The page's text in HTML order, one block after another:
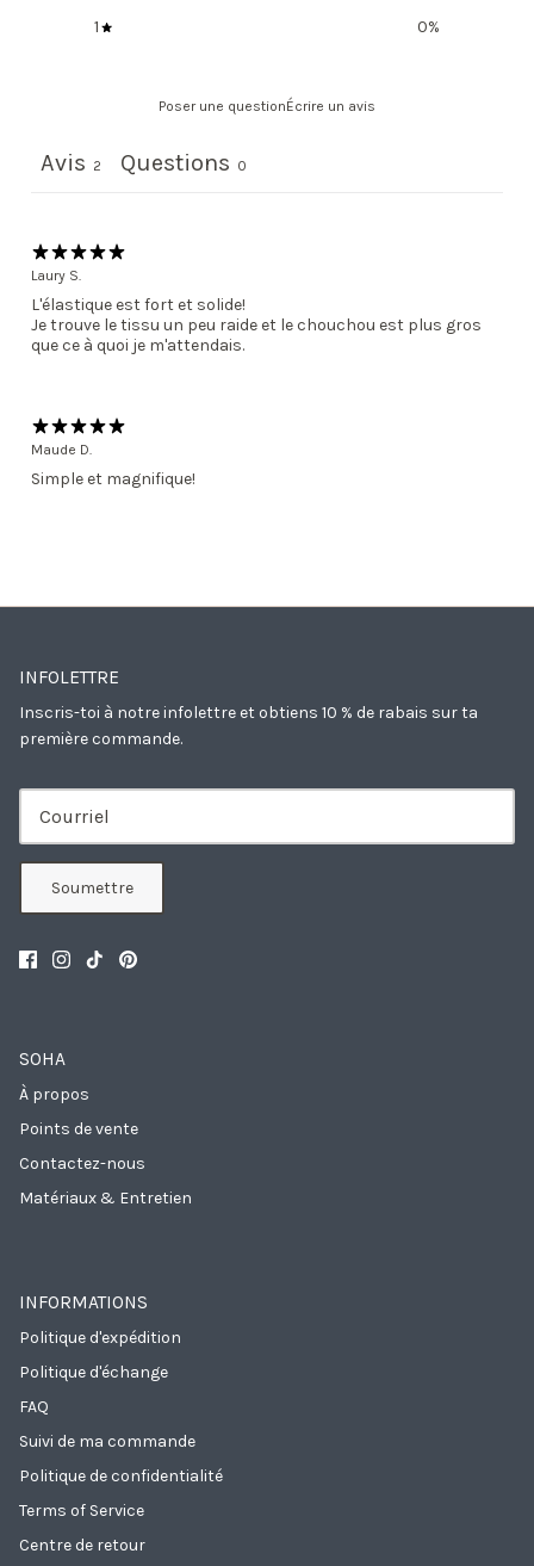
1
0%
Poser une questionÉcrire un avis
Avis 2 Questions 0
Laury S.
L'élastique est fort et solide!
Je trouve le tissu un peu raide et le chouchou est plus gros
que ce à quoi je m'attendais.
Maude D.
Simple et magnifique!
INFOLETTRE
Inscris-toi à notre infolettre et obtiens 10 % de rabais sur ta
première commande.
Soumettre
SOHA
À propos
Points de vente
Contactez-nous
Matériaux & Entretien
INFORMATIONS
Politique d'expédition
Politique d'échange
FAQ
Suivi de ma commande
Politique de confidentialité
Terms of Service
Centre de retour